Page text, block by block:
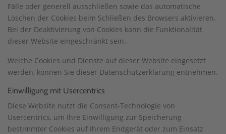
Fälle oder generell ausschließen sowie das automatische
Löschen der Cookies beim Schließen des Browsers aktivieren.
Bei der Deaktivierung von Cookies kann die Funktionalität
dieser Website eingeschränkt sein.
Welche Cookies und Dienste auf dieser Website eingesetzt
werden, können Sie dieser Datenschutzerklärung entnehmen.
Einwilligung mit Usercentrics
Diese Website nutzt die Consent-Technologie von
Usercentrics, um Ihre Einwilligung zur Speicherung
bestimmter Cookies auf Ihrem Endgerät oder zum Einsatz